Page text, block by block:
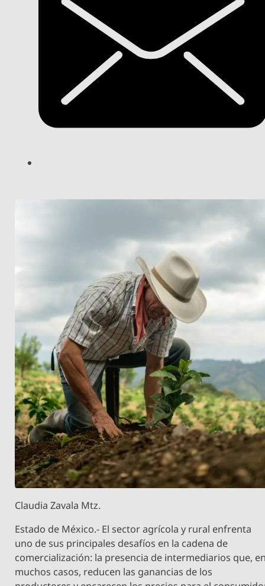
Claudia Zavala Mtz.
Estado de México.- El sector agrícola y rural enfrenta
uno de sus principales desafíos en la cadena de
comercialización: la presencia de intermediarios que,
muchos casos, reducen las ganancias de los